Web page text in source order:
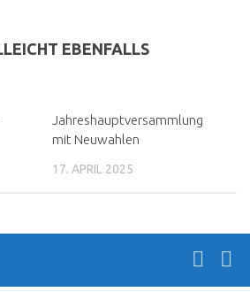
EBENFALLS
Jahreshauptversammlung
mit Neuwahlen
17. APRIL 2025